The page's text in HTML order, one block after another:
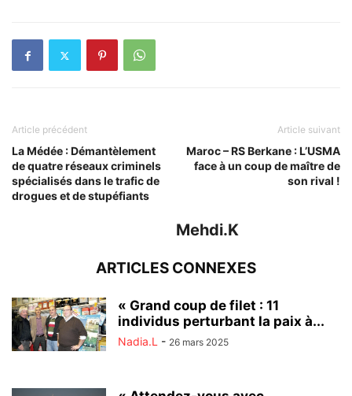
Article précédent
La Médée : Démantèlement
de quatre réseaux criminels
spécialisés dans le trafic de
drogues et de stupéfiants
Article suivant
Maroc – RS Berkane : L’USMA
face à un coup de maître de
son rival !
Mehdi.K
ARTICLES CONNEXES
« Grand coup de filet : 11
individus perturbant la paix à...
Nadia.L - 26 mars 2025